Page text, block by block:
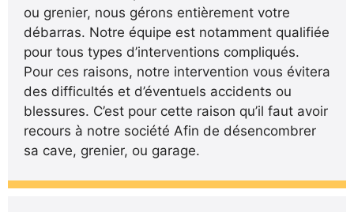
ou grenier, nous gérons entièrement votre
débarras. Notre équipe est notamment qualifiée
pour tous types d’interventions compliqués.
Pour ces raisons, notre intervention vous évitera
des difficultés et d’éventuels accidents ou
blessures. C’est pour cette raison qu’il faut avoir
recours à notre société Afin de désencombrer
sa cave, grenier, ou garage.